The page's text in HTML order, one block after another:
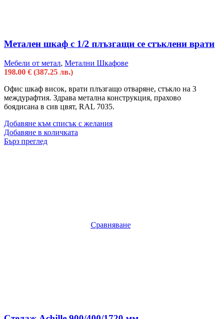
Метален шкаф с 1/2 плъзгащи се стъклени врати
Мебели от метал, Метални Шкафове
198.00 € (387.25 лв.)
Офис шкаф висок, врати плъзгащо отваряне, стъкло на 3
междурафтия. Здрава метална конструкция, прахово
боядисана в сив цвят, RAL 7035.
Добавяне към списък с желания
Добавяне в количката
Бърз преглед
Сравняване